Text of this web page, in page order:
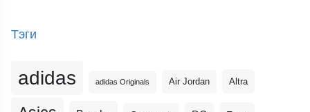
Тэги
adidas adidas Originals Air Jordan Altra